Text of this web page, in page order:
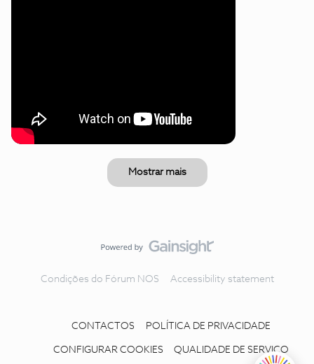
Mostrar mais
Condições do Fórum NOS Accessibility statement
CONTACTOS POLÍTICA DE PRIVACIDADE
CONFIGURAR COOKIES QUALIDADE DE SERVIÇO